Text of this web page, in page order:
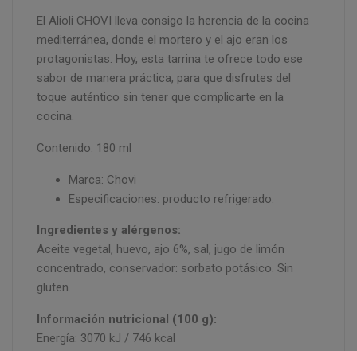
El Alioli CHOVI lleva consigo la herencia de la cocina
mediterránea, donde el mortero y el ajo eran los
protagonistas. Hoy, esta tarrina te ofrece todo ese
sabor de manera práctica, para que disfrutes del
toque auténtico sin tener que complicarte en la
cocina.
Contenido: 180 ml
Marca: Chovi
Especificaciones: producto refrigerado.
Ingredientes y alérgenos:
Aceite vegetal, huevo, ajo 6%, sal, jugo de limón
concentrado, conservador: sorbato potásico. Sin
gluten.
Información nutricional (100 g):
Energía: 3070 kJ / 746 kcal